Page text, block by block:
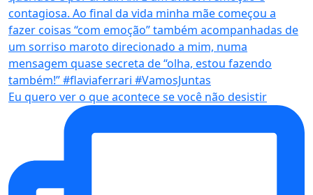
Eu quero ver o que acontece se você não desistir